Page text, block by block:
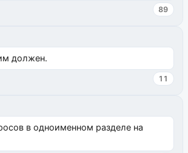
89
должен.
11
в одноименном разделе на